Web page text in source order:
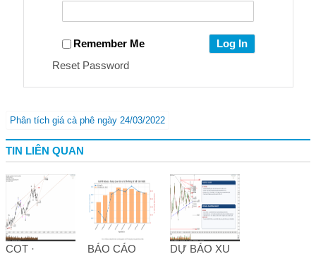
Remember Me
Reset Password
Phân tích giá cà phê ngày 24/03/2022
TIN LIÊN QUAN
COT ·
BÁO CÁO
DỰ BÁO XU